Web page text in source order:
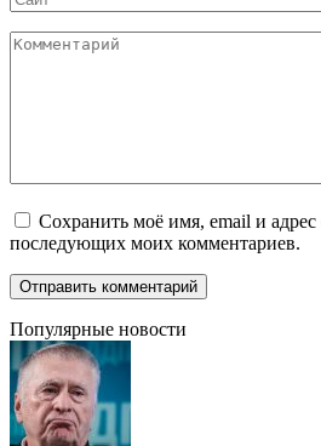
Комментарий
Сохранить моё имя, email и адрес
последующих моих комментариев.
Популярные новости